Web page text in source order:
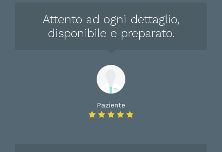
Attento ad ogni dettaglio,
disponibile e preparato.
Paziente